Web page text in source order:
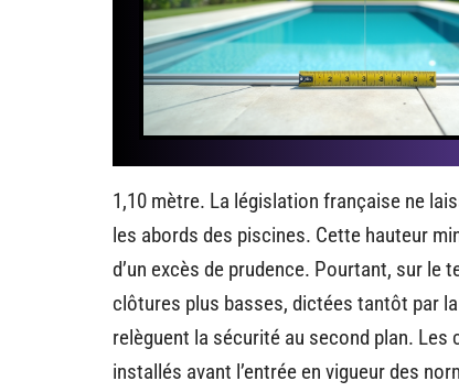
1,10 mètre. La législation française ne
les abords des piscines. Cette hauteur
d’un excès de prudence. Pourtant, sur
clôtures plus basses, dictées tantôt par
relèguent la sécurité au second plan.
installés avant l’entrée en vigueur des